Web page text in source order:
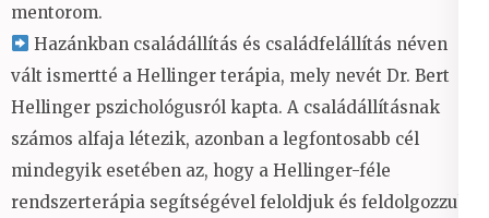
mentorom.
Hazánkban családállítás és családfelállítás néven
vált ismertté a Hellinger terápia, mely nevét Dr. Bert
Hellinger pszichológusról kapta. A családállításnak
számos alfaja létezik, azonban a legfontosabb cél
mindegyik esetében az, hogy a Hellinger-féle
rendszerterápia segítségével feloldjuk és feldolgozzuk